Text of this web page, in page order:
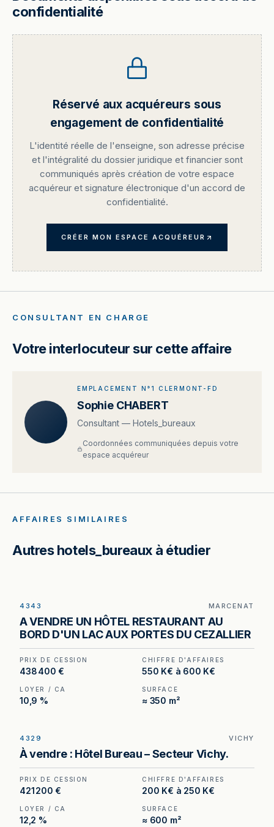
confidentialité
Réservé aux acquéreurs sous
engagement de confidentialité
L'identité réelle de l'enseigne, son adresse précise
et l'intégralité du dossier juridique et financier sont
communiqués après création de votre espace
acquéreur et signature électronique d'un accord de
confidentialité.
CRÉER MON ESPACE ACQUÉREUR
CONSULTANT EN CHARGE
Votre interlocuteur sur cette affaire
EMPLACEMENT N°1 CLERMONT-FD
Sophie CHABERT
Consultant — Hotels_bureaux
Coordonnées communiquées depuis votre
espace acquéreur
AFFAIRES SIMILAIRES
Autres hotels_bureaux à étudier
Hôtel-restaurant au bord d'un lac de 21 hectares
à Marcenat (15) — un actif non recréable aux
portes du Cézallier.
4343 MARCENAT
A VENDRE UN HÔTEL RESTAURANT AU
BORD D'UN LAC AUX PORTES DU CEZALLIER
PRIX DE CESSION
438 400 €
CHIFFRE D'AFFAIRES
550 K€ à 600 K€
LOYER / CA
10,9 %
SURFACE
≈ 350 m²
Hôtel à vendre à Vichy, au prix de 421 200 €.
(Honoraires à la charge de l'acquéreur : 32 100
4329 VICHY
À vendre : Hôtel Bureau – Secteur Vichy.
PRIX DE CESSION
421 200 €
CHIFFRE D'AFFAIRES
200 K€ à 250 K€
LOYER / CA
12,2 %
SURFACE
≈ 600 m²